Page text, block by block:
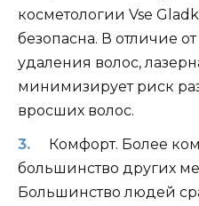
косметологии Vse
безопасна. В отличие
удаления волос,
минимизирует риск
вросших волос.
Комфорт. Более
большинство других
Большинство людей